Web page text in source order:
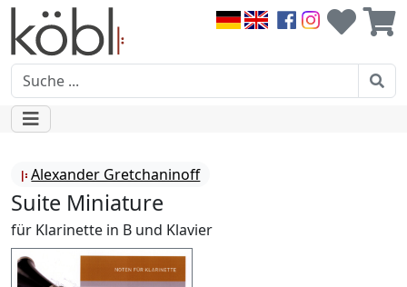
Alexander Gretchaninoff
Suite Miniature
für Klarinette in B und Klavier